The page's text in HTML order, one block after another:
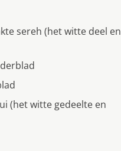
sereh (het witte deel en
(het witte gedeelte en